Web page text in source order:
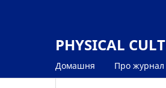
PHYSICAL
Домашня Про журнал